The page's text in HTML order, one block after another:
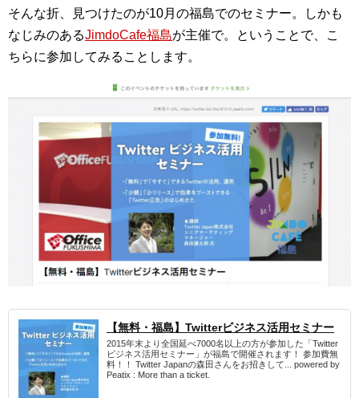
そんな折、見つけたのが10月の福島でのセミナー。しかも
なじみのあるJimdoCafe福島が主催で。ということで、こ
ちらに参加してみることします。
【無料・福島】Twitterビジネス活用セミナー
2015年末より全国延べ7000名以上の方が参加した「Twitter
ビジネス活用セミナー」が福島で開催されます！ 参加費無
料！！ Twitter Japanの森田さんをお招きして... powered by
Peatix : More than a ticket.